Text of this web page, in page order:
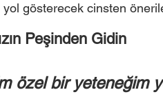
gösterecek cinsten
Peşinden Gidin
özel bir yeteneğim